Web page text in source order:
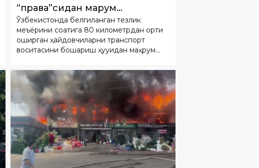
“права”сидан маҳрум
қилиниши мумкин
Ўзбекистонда белгиланган тезлик
меъёрини соатига 80 километрдан ортиқ
оширган ҳайдовчиларни транспорт
воситасини бошқариш ҳуқуқидан маҳрум